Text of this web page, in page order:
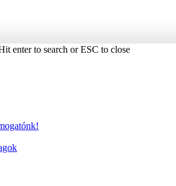
enter to search or ESC to close